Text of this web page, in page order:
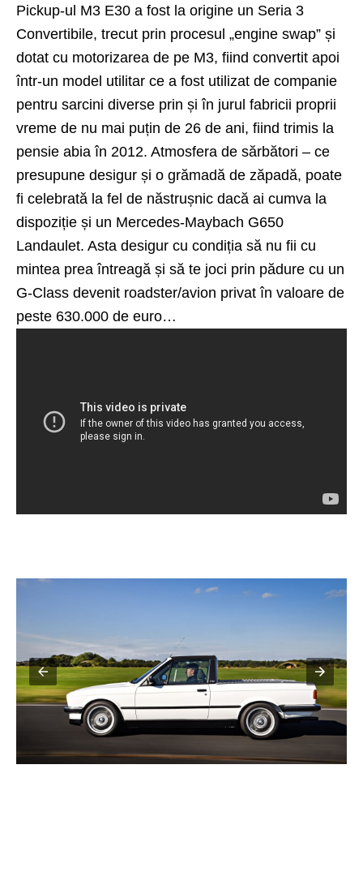
Pickup-ul M3 E30 a fost la origine un Seria 3
Convertibile, trecut prin procesul „engine swap” și
dotat cu motorizarea de pe M3, fiind convertit apoi
într-un model utilitar ce a fost utilizat de companie
pentru sarcini diverse prin și în jurul fabricii proprii
vreme de nu mai puțin de 26 de ani, fiind trimis la
pensie abia în 2012. Atmosfera de sărbători – ce
presupune desigur și o grămadă de zăpadă, poate
fi celebrată la fel de năstrușnic dacă ai cumva la
dispoziție și un Mercedes-Maybach G650
Landaulet. Asta desigur cu condiția să nu fii cu
mintea prea întreagă și să te joci prin pădure cu un
G-Class devenit roadster/avion privat în valoare de
peste 630.000 de euro…